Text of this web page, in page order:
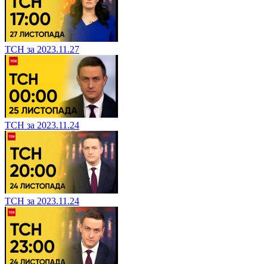
ТСН за 2023.11.27
ТСН за 2023.11.24
ТСН за 2023.11.24